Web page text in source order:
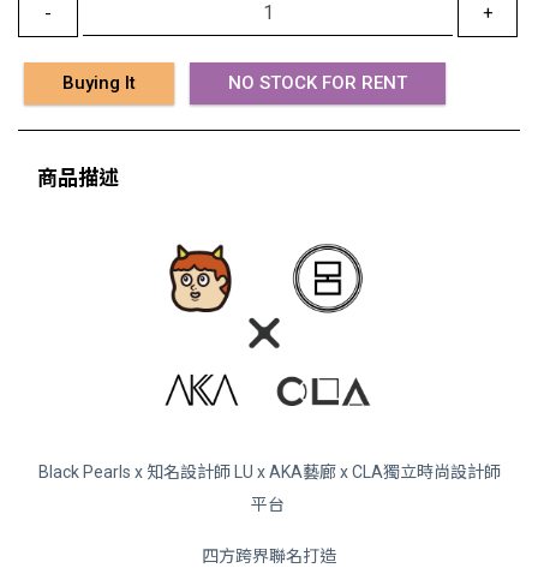
- +
Buying It NO STOCK FOR RENT
商品描述
Black Pearls x 知名設計師 LU x AKA藝廊 x CLA獨立時尚設計師
平台
四方跨界聯名打造